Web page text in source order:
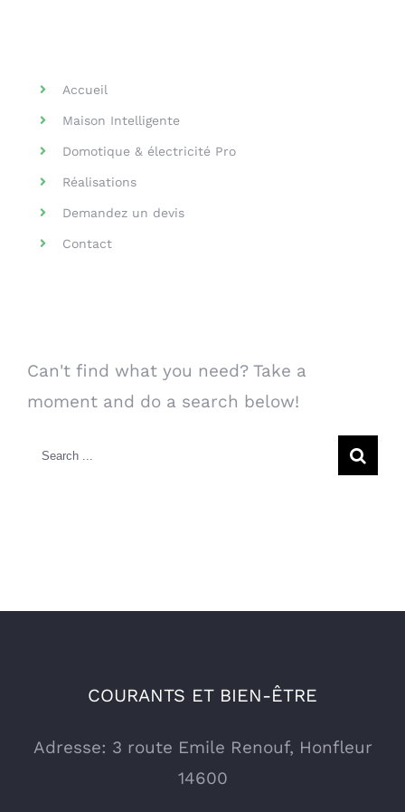
Accueil
Maison Intelligente
Domotique & électricité Pro
Réalisations
Demandez un devis
Contact
Can't find what you need? Take a
moment and do a search below!
Search
COURANTS ET BIEN-ÊTRE
Adresse: 3 route Emile Renouf, Honfleur
14600